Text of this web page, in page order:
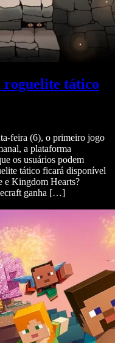
roguelite tático
feira (6), o primeiro jogo
a plataforma
os usuários podem
tático ficará disponível
e Kingdom Hearts?
ganha […]